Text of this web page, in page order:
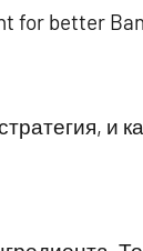
for better
и